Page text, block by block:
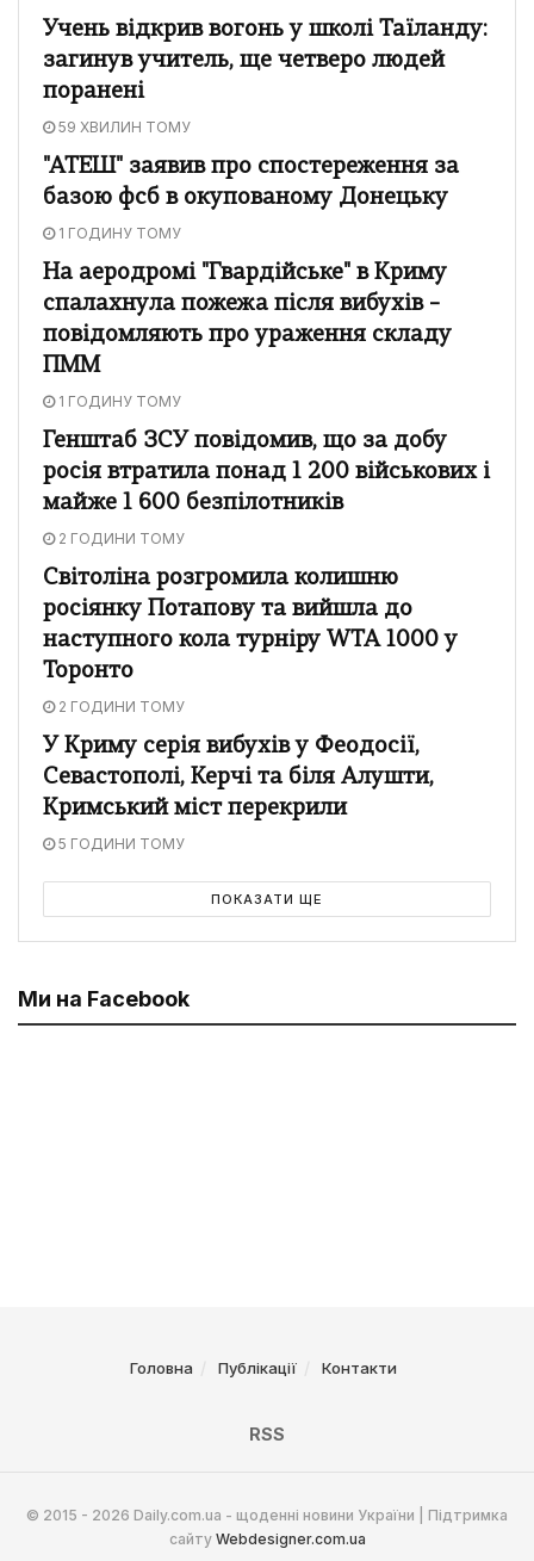
Учень відкрив вогонь у школі Таїланду:
загинув учитель, ще четверо людей
поранені
59 ХВИЛИН ТОМУ
"АТЕШ" заявив про спостереження за
базою фсб в окупованому Донецьку
1 ГОДИНУ ТОМУ
На аеродромі "Гвардійське" в Криму
спалахнула пожежа після вибухів –
повідомляють про ураження складу
ПММ
1 ГОДИНУ ТОМУ
Генштаб ЗСУ повідомив, що за добу
росія втратила понад 1 200 військових і
майже 1 600 безпілотників
2 ГОДИНИ ТОМУ
Світоліна розгромила колишню
росіянку Потапову та вийшла до
наступного кола турніру WTA 1000 у
Торонто
2 ГОДИНИ ТОМУ
У Криму серія вибухів у Феодосії,
Севастополі, Керчі та біля Алушти,
Кримський міст перекрили
5 ГОДИНИ ТОМУ
ПОКАЗАТИ ЩЕ
Ми на Facebook
Головна Публікації Контакти
RSS
© 2015 - 2026 Daily.com.ua - щоденні новини України | Підтримка
сайту Webdesigner.com.ua